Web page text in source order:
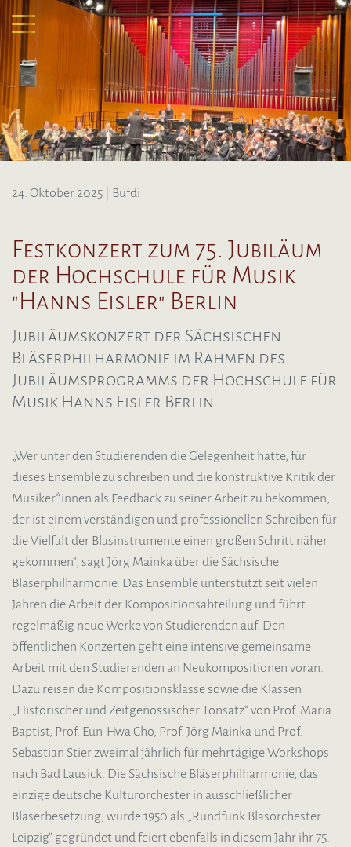
24. Oktober 2025 | Bufdi
Festkonzert zum 75. Jubiläum
der Hochschule für Musik
"Hanns Eisler" Berlin
Jubiläumskonzert der Sächsischen
Bläserphilharmonie im Rahmen des
Jubiläumsprogramms der Hochschule für
Musik Hanns Eisler Berlin
„Wer unter den Studierenden die Gelegenheit hatte, für
dieses Ensemble zu schreiben und die konstruktive Kritik der
Musiker*innen als Feedback zu seiner Arbeit zu bekommen,
der ist einem verständigen und professionellen Schreiben für
die Vielfalt der Blasinstrumente einen großen Schritt näher
gekommen“, sagt Jörg Mainka über die Sächsische
Bläserphilharmonie. Das Ensemble unterstützt seit vielen
Jahren die Arbeit der Kompositionsabteilung und führt
regelmäßig neue Werke von Studierenden auf. Den
öffentlichen Konzerten geht eine intensive gemeinsame
Arbeit mit den Studierenden an Neukompositionen voran.
Dazu reisen die Kompositionsklasse sowie die Klassen
„Historischer und Zeitgenössischer Tonsatz“ von Prof. Maria
Baptist, Prof. Eun-Hwa Cho, Prof. Jörg Mainka und Prof.
Sebastian Stier zweimal jährlich für mehrtägige Workshops
nach Bad Lausick. Die Sächsische Bläserphilharmonie, das
einzige deutsche Kulturorchester in ausschließlicher
Bläserbesetzung, wurde 1950 als „Rundfunk Blasorchester
Leipzig“ gegründet und feiert ebenfalls in diesem Jahr ihr 75.